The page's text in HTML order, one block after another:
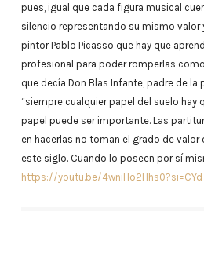
pues, igual que cada figura musical
silencio representando su mismo valor
pintor Pablo Picasso que hay que
profesional para poder romperlas
que decía Don Blas Infante, padre de la
“siempre cualquier papel del suelo hay
papel puede ser importante. Las
en hacerlas no toman el grado de valor
este siglo. Cuando lo poseen por sí
https://youtu.be/